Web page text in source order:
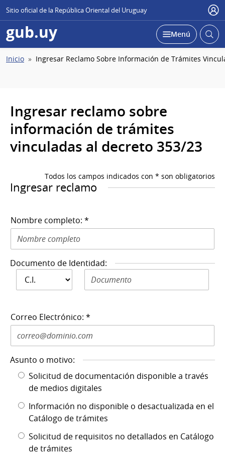
Sitio oficial de la República Oriental del Uruguay
gub.uy Desplegar
Menú Abrir
Ruta
Inicio Ingresar Reclamo Sobre Información de Trámites
Ingresar reclamo sobre
información de trámites
vinculadas al decreto 353/23
Todos los campos indicados con * son obligatorios
Ingresar reclamo
Nombre completo: *
Documento de Identidad:
Documento de
Identidad: *
Documento de Identidad N: *
Correo Electrónico: *
Asunto o motivo:
Solicitud de documentación disponible a través
de medios digitales
Información no disponible o desactualizada en el
Catálogo de trámites
Solicitud de requisitos no detallados en Catálogo
de trámites